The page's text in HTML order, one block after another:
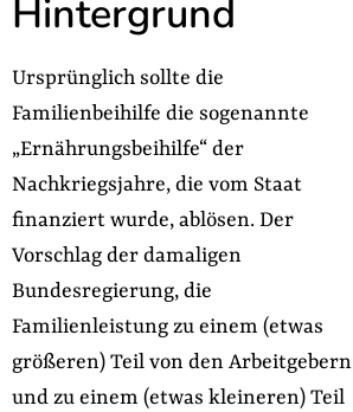
Hintergrund
Ursprünglich sollte die
Familienbeihilfe die sogenannte
„Ernährungsbeihilfe“ der
Nachkriegsjahre, die vom Staat
finanziert wurde, ablösen. Der
Vorschlag der damaligen
Bundesregierung, die
Familienleistung zu einem (etwas
größeren) Teil von den Arbeitgebern
und zu einem (etwas kleineren) Teil